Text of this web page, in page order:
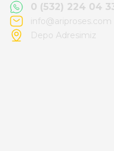
Alışveriş süreci de
Havale ile odeme
0 (532) 224 04
info@ariproses.com
Depo Adresimiz